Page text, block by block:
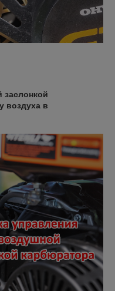
заслонкой
воздуха в